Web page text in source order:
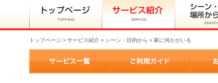
トップページ > サービス紹介 > シーン・目的から > 家に何かがいる